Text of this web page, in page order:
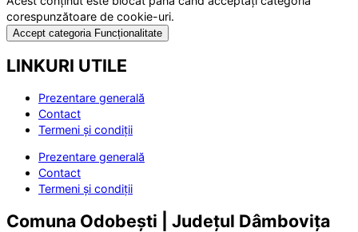
corespunzătoare de cookie-uri.
Accept categoria Funcționalitate
LINKURI UTILE
Prezentare generală
Contact
Termeni și condiții
Prezentare generală
Contact
Termeni și condiții
Comuna Odobești | Județul Dâmbovița